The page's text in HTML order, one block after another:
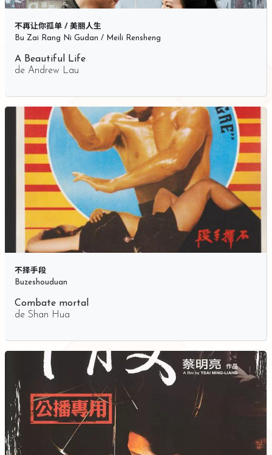
不再让你孤单 / 美丽人生
Bu Zai Rang Ni Gudan / Meili Rensheng
A Beautiful Life
de Andrew Lau
不择手段
Buzeshouduan
Combate mortal
de Shan Hua